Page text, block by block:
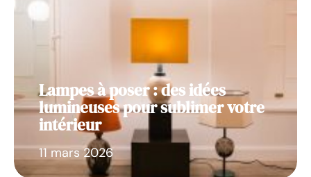
Lampes à poser : des idées
lumineuses pour sublimer votre
intérieur
11 mars 2026